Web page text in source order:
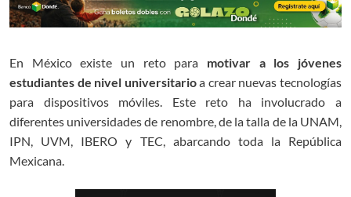
En México existe un reto para motivar a los jóvenes
estudiantes de nivel universitarioa crear nuevas tecnologías
para dispositivos móviles. Este reto ha involucrado a
diferentes universidades de renombre, de la talla de la UNAM,
IPN, UVM, IBERO y TEC, abarcando toda la República
Mexicana.